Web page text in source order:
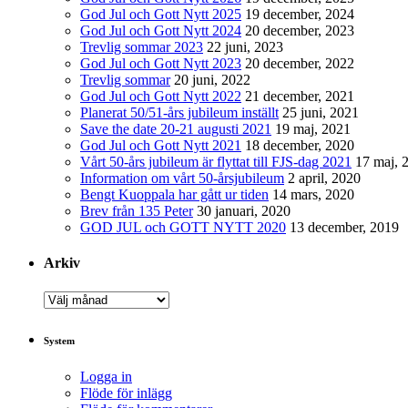
God Jul och Gott Nytt 2025 19 december, 2024
God Jul och Gott Nytt 2024 20 december, 2023
Trevlig sommar 2023 22 juni, 2023
God Jul och Gott Nytt 2023 20 december, 2022
Trevlig sommar 20 juni, 2022
God Jul och Gott Nytt 2022 21 december, 2021
Planerat 50/51-års jubileum inställt 25 juni, 2021
Save the date 20-21 augusti 2021 19 maj, 2021
God Jul och Gott Nytt 2021 18 december, 2020
Vårt 50-års jubileum är flyttat till FJS-dag 2021 17 maj,
Information om vårt 50-årsjubileum 2 april, 2020
Bengt Kuoppala har gått ur tiden 14 mars, 2020
Brev från 135 Peter 30 januari, 2020
GOD JUL och GOTT NYTT 2020 13 december, 2019
Arkiv
Arkiv
System
Logga in
Flöde för inlägg